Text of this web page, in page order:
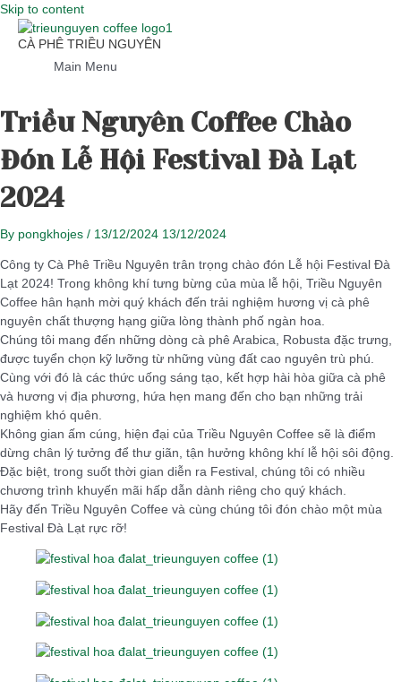
Skip to content
CÀ PHÊ TRIỀU NGUYÊN
Main Menu
Triều Nguyên Coffee Chào
Đón Lễ Hội Festival Đà Lạt
2024
By pongkhojes / 13/12/2024 13/12/2024
Công ty Cà Phê Triều Nguyên trân trọng chào đón Lễ hội Festival Đà
Lạt 2024! Trong không khí tưng bừng của mùa lễ hội, Triều Nguyên
Coffee hân hạnh mời quý khách đến trải nghiệm hương vị cà phê
nguyên chất thượng hạng giữa lòng thành phố ngàn hoa.
Chúng tôi mang đến những dòng cà phê Arabica, Robusta đặc trưng,
được tuyển chọn kỹ lưỡng từ những vùng đất cao nguyên trù phú.
Cùng với đó là các thức uống sáng tạo, kết hợp hài hòa giữa cà phê
và hương vị địa phương, hứa hẹn mang đến cho bạn những trải
nghiệm khó quên.
Không gian ấm cúng, hiện đại của Triều Nguyên Coffee sẽ là điểm
dừng chân lý tưởng để thư giãn, tận hưởng không khí lễ hội sôi động.
Đặc biệt, trong suốt thời gian diễn ra Festival, chúng tôi có nhiều
chương trình khuyến mãi hấp dẫn dành riêng cho quý khách.
Hãy đến Triều Nguyên Coffee và cùng chúng tôi đón chào một mùa
Festival Đà Lạt rực rỡ!